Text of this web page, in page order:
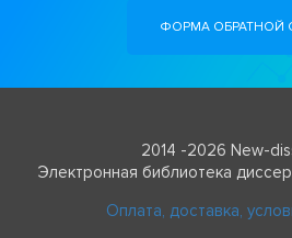
ФОРМА ОБРАТНОЙ
2014 -2026 New-
Электронная библиотека
Оплата, доставка,